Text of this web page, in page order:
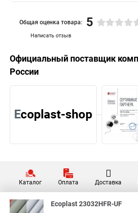
Написать отзыв
Общая оценка товара: 5
Официальный поставщик
России
Каталог Оплата Доставка
Ecoplast 23032HFR-UF